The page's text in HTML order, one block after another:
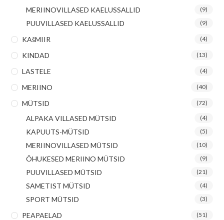
MERIINOVILLASED KAELUSSALLID (9)
PUUVILLASED KAELUSSALLID (9)
KAšMIIR (4)
KINDAD (13)
LASTELE (4)
MERIINO (40)
MÜTSID (72)
ALPAKA VILLASED MÜTSID (4)
KAPUUTS-MÜTSID (5)
MERIINOVILLASED MÜTSID (10)
ÕHUKESED MERIINO MÜTSID (9)
PUUVILLASED MÜTSID (21)
SAMETIST MÜTSID (4)
SPORT MÜTSID (3)
PEAPAELAD (51)